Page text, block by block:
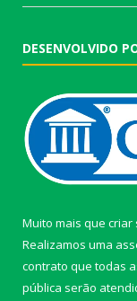
DESENVOLVIDO
Muito mais que criar
Realizamos uma
contrato que todas
pública serão